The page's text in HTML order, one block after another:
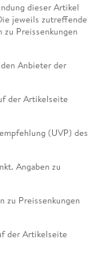
dieser Artikel
jeweils zutreffende
Preissenkungen
Anbieter der
der Artikelseite
(UVP) des
Angaben zu
zu Preissenkungen
der Artikelseite